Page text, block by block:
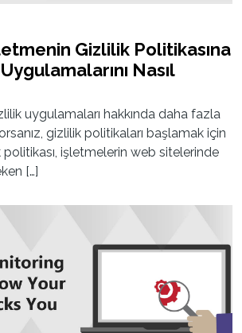
Gizlilik Politikasına
Nasıl
uygulamaları hakkında daha fazla
gizlilik politikaları başlamak için
politikası, işletmelerin web sitelerinde
[…]